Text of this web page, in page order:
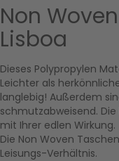
Non
Lisboa
Dieses Polypropylen
Leichter als
langlebig! Außerdem
schmutzabweisend.
mit Ihrer edlen Wirkung.
Die Non Woven
Leisungs-Verhältnis.